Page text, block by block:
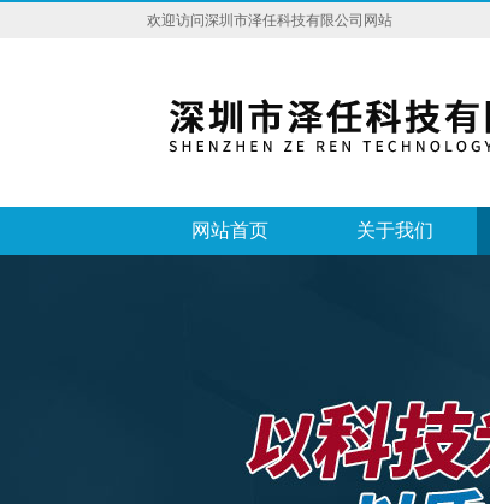
欢迎访问深圳市泽任科技有限公司网站
网站首页 关于我们